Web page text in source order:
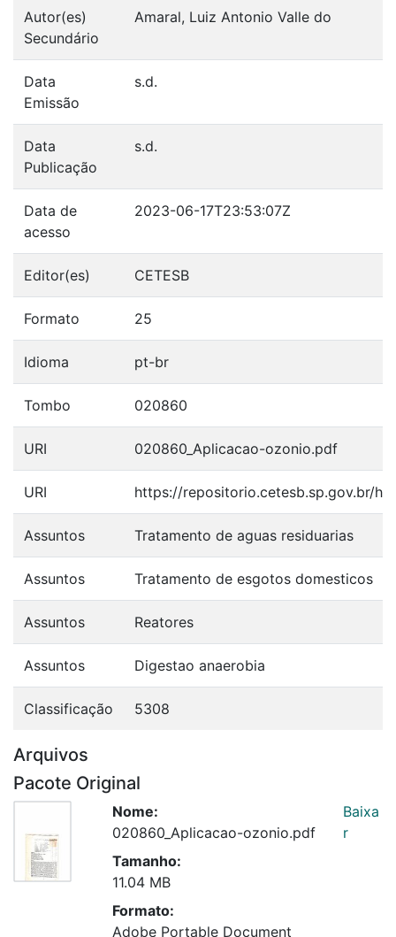
Autor(es)
Secundário
Amaral, Luiz Antonio Valle do
Data
Emissão
s.d.
Data
Publicação
s.d.
Data de
acesso
2023-06-17T23:53:07Z
Editor(es) CETESB
Formato 25
Idioma pt-br
Tombo 020860
URI 020860_Aplicacao-ozonio.pdf
URI https://repositorio.cetesb.sp.gov.br/
Assuntos Tratamento de aguas residuarias
Assuntos Tratamento de esgotos domesticos
Assuntos Reatores
Assuntos Digestao anaerobia
Classificação 5308
Arquivos
Pacote Original
Nome:
020860_Aplicacao-ozonio.pdf
Tamanho:
11.04 MB
Formato:
Adobe Portable Document
Baixa
r